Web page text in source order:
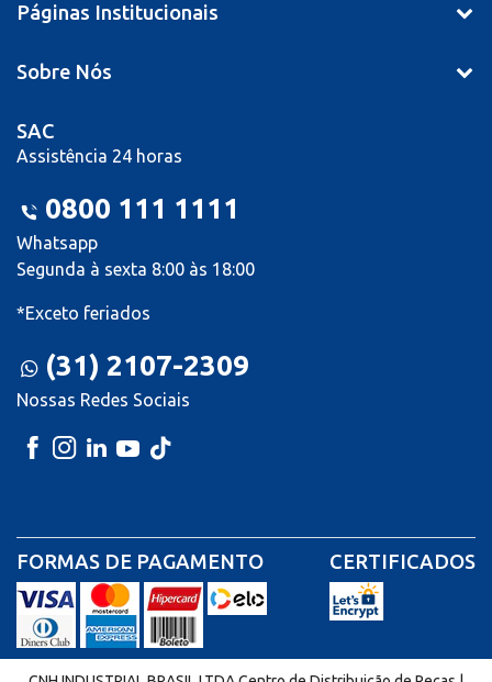
Páginas Institucionais
Sobre Nós
SAC
Assistência 24 horas
0800 111 1111
Whatsapp
Segunda à sexta 8:00 às 18:00
*Exceto feriados
(31) 2107-2309
Nossas Redes Sociais
FORMAS DE PAGAMENTO CERTIFICADOS